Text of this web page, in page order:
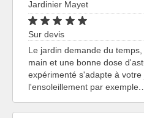
Jardinier Mayet
Sur devis
Le jardin demande du
main et une bonne dose
expérimenté s'adapte à
l'ensoleillement par